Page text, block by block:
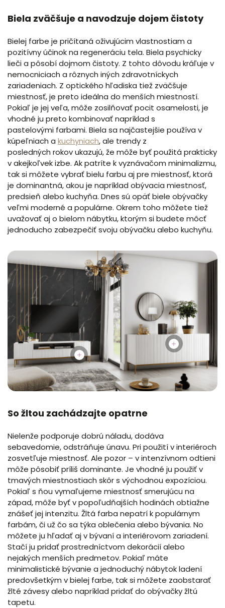
Biela zväčšuje a navodzuje dojem čistoty
Bielej farbe je pričítaná oživujúcim vlastnostiam a
pozitívny účinok na regeneráciu tela. Biela psychicky
lieči a pôsobí dojmom čistoty. Z tohto dôvodu kráľuje v
nemocniciach a rôznych iných zdravotníckych
zariadeniach. Z optického hľadiska tiež zväčšuje
miestnosť, je preto ideálna do menších miestností.
Pokiaľ je jej veľa, môže zosilňovať pocit osamelosti, je
vhodné ju preto kombinovať napríklad s
pastelovými farbami. Biela sa najčastejšie používa v
kúpeľniach a kuchyniach, ale trendy z
posledných rokov ukazujú, že môže byť použitá prakticky
v akejkoľvek izbe. Ak patríte k vyznávačom minimalizmu,
tak si môžete vybrať bielu farbu aj pre miestnosť, ktorá
je dominantná, akou je napríklad obývacia miestnosť,
predsieň alebo kuchyňa. Dnes sú opäť biele obývačky
veľmi moderné a populárne. Okrem toho môžete tiež
uvažovať aj o bielom nábytku, ktorým si budete môcť
jednoducho zabezpečiť svoju obývačku alebo kuchyňu.
So žltou zachádzajte opatrne
Nielenže podporuje dobrú náladu, dodáva
sebavedomie, odstráňuje únavu. Pri použití v interiéroch
zosvetľuje miestnosť. Ale pozor – v intenzívnom odtieni
môže pôsobiť príliš dominante. Je vhodné ju použiť v
tmavých miestnostiach skôr s východnou expozíciou.
Pokiaľ s ňou vymaľujeme miestnosť smerujúcu na
západ, môže byť v popoľudňajších hodinách obtiažne
znášeť jej intenzitu. Žltá farba nepatrí k populárnym
farbám, či už čo sa týka oblečenia alebo bývania. No
môžete ju hľadať aj v bývaní a interiérovom zariadení.
Stačí ju pridať prostredníctvom dekorácií alebo
nejakých menších predmetov. Pokiaľ máte
minimalistické bývanie a jednoduchý nábytok ladení
predovšetkým v bielej farbe, tak si môžete zaobstarať
žlté závesy alebo napríklad pridať do obývačky žltú
tapetu.